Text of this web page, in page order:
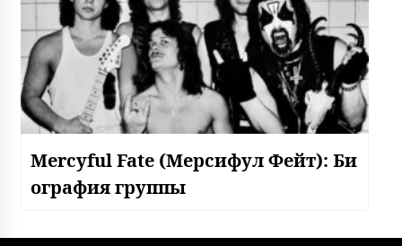
Mercyful Fate (Мерсифул Фейт): Би
ография группы